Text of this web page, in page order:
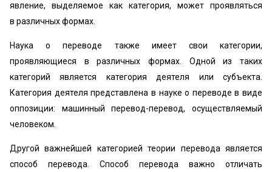
явление, выделяемое как категория, может проявляться
в различных формах.
Наука о переводе также имеет свои категории,
проявляющиеся в различных формах. Одной из таких
категорий является категория деятеля или субъекта.
Категория деятеля представлена в науке о переводе в виде
оппозиции: машинный перевод-перевод, осуществляемый
человеком.
Другой важнейшей категорией теории перевода является
способ перевода. Способ перевода важно отличать